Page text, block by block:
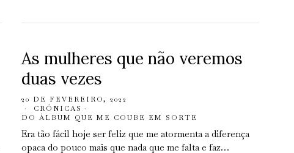
As mulheres que não veremos
duas vezes
20 DE FEVEREIRO, 2022
CRÓNICAS ·
DO ÁLBUM QUE ME COUBE EM SORTE
Era tão fácil hoje ser feliz que me atormenta a diferença
opaca do pouco mais que nada que me falta e faz…